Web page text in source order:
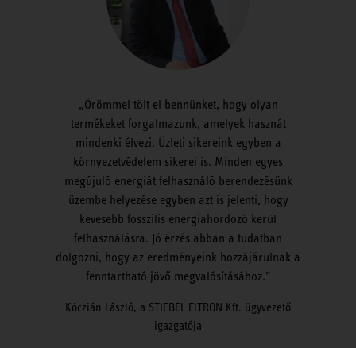
Örömmel tölt el bennünket, hogy olyan
termékeket forgalmazunk, amelyek hasznát
mindenki élvezi. Üzleti sikereink egyben a
környezetvédelem sikerei is. Minden egyes
megújuló energiát felhasználó berendezésünk
üzembe helyezése egyben azt is jelenti, hogy
kevesebb fosszilis energiahordozó kerül
felhasználásra. Jó érzés abban a tudatban
dolgozni, hogy az eredményeink hozzájárulnak a
fenntartható jövő megvalósításához.
Kóczián László, a STIEBEL ELTRON Kft. ügyvezető
igazgatója